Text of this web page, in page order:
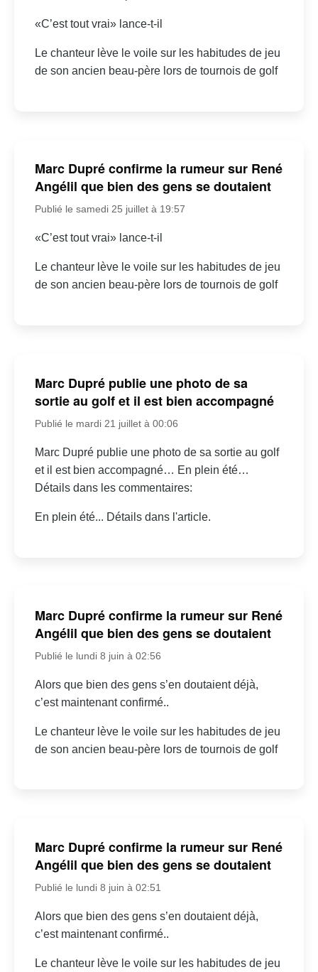
«C’est tout vrai» lance-t-il
Le chanteur lève le voile sur les habitudes de jeu
de son ancien beau-père lors de tournois de golf
Marc Dupré confirme la rumeur sur René
Angélil que bien des gens se doutaient
Publié le samedi 25 juillet à 19:57
«C’est tout vrai» lance-t-il
Le chanteur lève le voile sur les habitudes de jeu
de son ancien beau-père lors de tournois de golf
Marc Dupré publie une photo de sa
sortie au golf et il est bien accompagné
Publié le mardi 21 juillet à 00:06
Marc Dupré publie une photo de sa sortie au golf
et il est bien accompagné… En plein été…
Détails dans les commentaires:
En plein été... Détails dans l'article.
Marc Dupré confirme la rumeur sur René
Angélil que bien des gens se doutaient
Publié le lundi 8 juin à 02:56
Alors que bien des gens s’en doutaient déjà,
c’est maintenant confirmé..
Le chanteur lève le voile sur les habitudes de jeu
de son ancien beau-père lors de tournois de golf
Marc Dupré confirme la rumeur sur René
Angélil que bien des gens se doutaient
Publié le lundi 8 juin à 02:51
Alors que bien des gens s’en doutaient déjà,
c’est maintenant confirmé..
Le chanteur lève le voile sur les habitudes de jeu